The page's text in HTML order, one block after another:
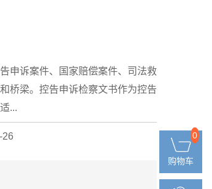
申诉案件、国家赔偿案件、司法救
桥梁。控告申诉检察文书作为控告
...
26 0
购物车
0
购物车